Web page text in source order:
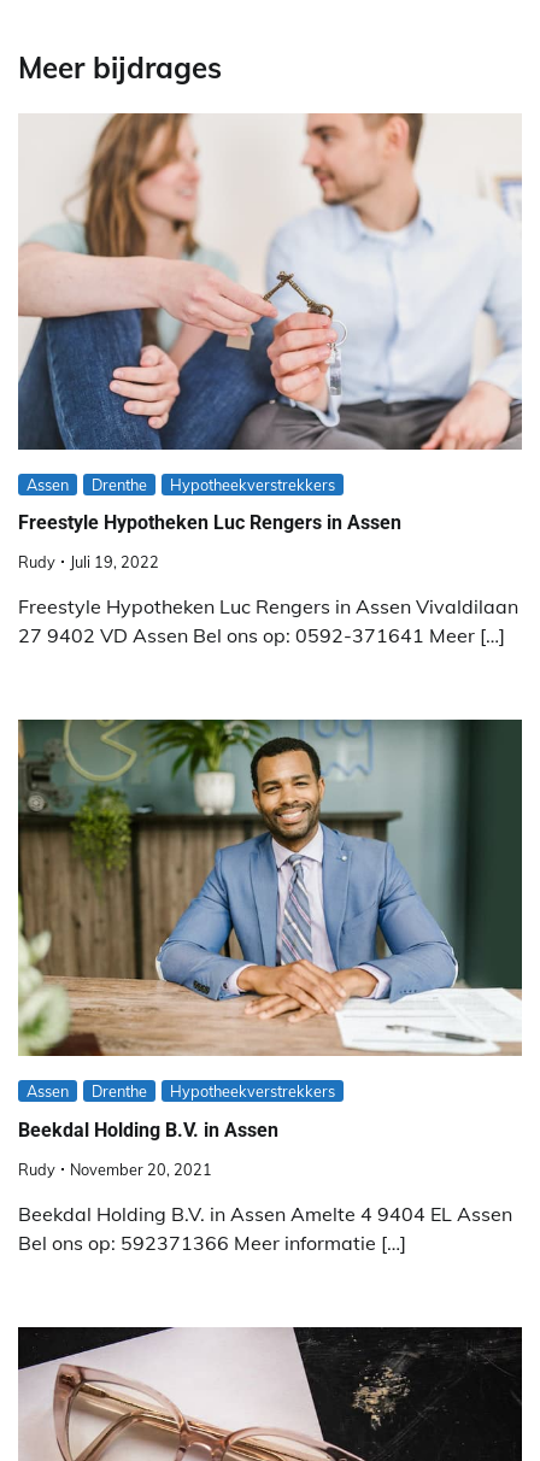
Meer bijdrages
Assen Drenthe Hypotheekverstrekkers
Freestyle Hypotheken Luc Rengers in Assen
Rudy Juli 19, 2022
Freestyle Hypotheken Luc Rengers in Assen Vivaldilaan
27 9402 VD Assen Bel ons op: 0592-371641 Meer […]
Assen Drenthe Hypotheekverstrekkers
Beekdal Holding B.V. in Assen
Rudy November 20, 2021
Beekdal Holding B.V. in Assen Amelte 4 9404 EL Assen
Bel ons op: 592371366 Meer informatie […]